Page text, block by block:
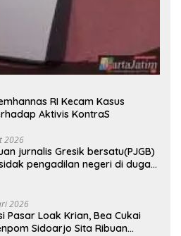
RI Kecam Kasus
Aktivis KontraS
2026
jurnalis Gresik bersatu(PJGB)
pengadilan negeri di duga
2026
Pasar Loak Krian, Bea Cukai
Sidoarjo Sita Ribuan